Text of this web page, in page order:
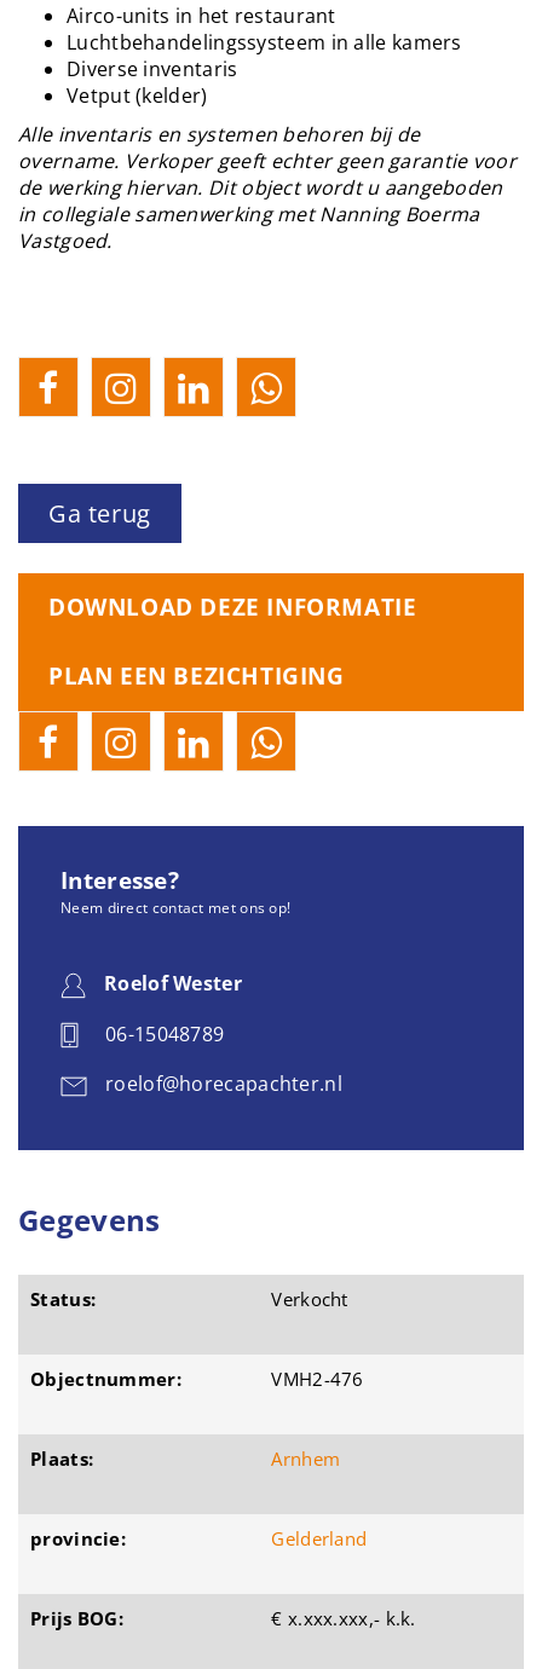
Airco-units in het restaurant
Luchtbehandelingssysteem in alle kamers
Diverse inventaris
Vetput (kelder)
Alle inventaris en systemen behoren bij de
overname. Verkoper geeft echter geen garantie voor
de werking hiervan. Dit object wordt u aangeboden
in collegiale samenwerking met Nanning Boerma
Vastgoed.
Ga terug
DOWNLOAD DEZE INFORMATIE
PLAN EEN BEZICHTIGING
Interesse?
Neem direct contact met ons op!
Roelof Wester
06-15048789
roelof@horecapachter.nl
Gegevens
Status: Verkocht
Objectnummer: VMH2-476
Plaats: Arnhem
provincie: Gelderland
Prijs BOG: € x.xxx.xxx,- k.k.